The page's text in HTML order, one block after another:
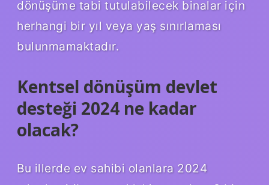
dönüşüme tabi tutulabilecek binalar için
herhangi bir yıl veya yaş sınırlaması
bulunmamaktadır.
Kentsel dönüşüm devlet
desteği 2024 ne kadar
olacak?
Bu illerde ev sahibi olanlara 2024